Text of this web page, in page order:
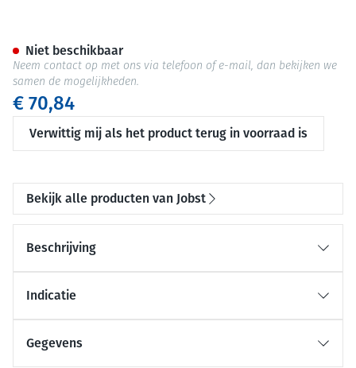
€ 70,84
Verwittig mij als het product terug in voorraad is
Niet beschikbaar
Neem contact op met ons via telefoon of e-mail, dan bekijken we
samen de mogelijkheden.
Bekijk alle producten van Jobst
Beschrijving
Indicatie
Gegevens